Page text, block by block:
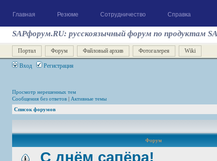
Главная Резюме Сотрудничество Справка
SAPфорум.RU: русскоязычный форум по продуктам
Портал Форум Файловый архив Фотогалерея Wiki
Вход Регистрация
Просмотр нерешенных тем
Сообщения без ответов | Активные темы
Список форумов
Форум
С днём сапёра!